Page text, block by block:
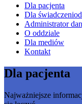
Dla pacjenta
Dla
Administrator
O oddziale
Dla mediów
Kontakt
Dla pacjenta
Najważniejsze